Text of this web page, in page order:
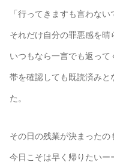
「行ってきますも言わな
それだけ自分の罪悪感を晴
いつもなら一言でも返っ
帯を確認しても既読済みと
た。
その日の残業が決まったの
今日こそは早く帰りたいー